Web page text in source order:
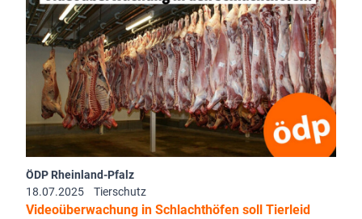
ÖDP Rheinland-Pfalz
18.07.2025
Tierschutz
Videoüberwachung in Schlachthöfen soll Tierleid